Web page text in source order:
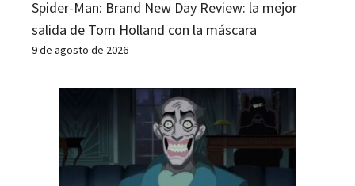
Spider-Man: Brand New Day Review: la mejor
salida de Tom Holland con la máscara
9 de agosto de 2026